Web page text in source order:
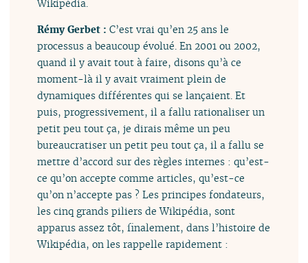
Wikipédia.
Rémy Gerbet :C’est vrai qu’en 25 ans le
processus a beaucoup évolué. En 2001 ou 2002,
quand il y avait tout à faire, disons qu’à ce
moment-là il y avait vraiment plein de
dynamiques différentes qui se lançaient. Et
puis, progressivement, il a fallu rationaliser un
petit peu tout ça, je dirais même un peu
bureaucratiser un petit peu tout ça, il a fallu se
mettre d’accord sur des règles internes : qu’est-
ce qu’on accepte comme articles, qu’est-ce
qu’on n’accepte pas ? Les principes fondateurs,
les cinq grands piliers de Wikipédia, sont
apparus assez tôt, finalement, dans l’histoire de
Wikipédia, on les rappelle rapidement :